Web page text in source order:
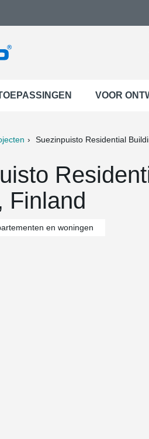
VOOR
Suezinpuisto Residential
Finland
en woningen